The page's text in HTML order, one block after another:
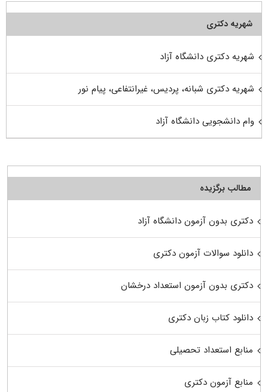
شهریه دکتری
شهریه دکتری دانشگاه آزاد
شهریه دکتری شبانه، پردیس، غیرانتفاعی، پیام نور
وام دانشجویی دانشگاه آزاد
مطالب برگزیده
دکتری بدون آزمون دانشگاه آزاد
دانلود سوالات آزمون دکتری
دکتری بدون آزمون استعداد درخشان
دانلود کتاب زبان دکتری
منابع استعداد تحصیلی
منابع آزمون دکتری